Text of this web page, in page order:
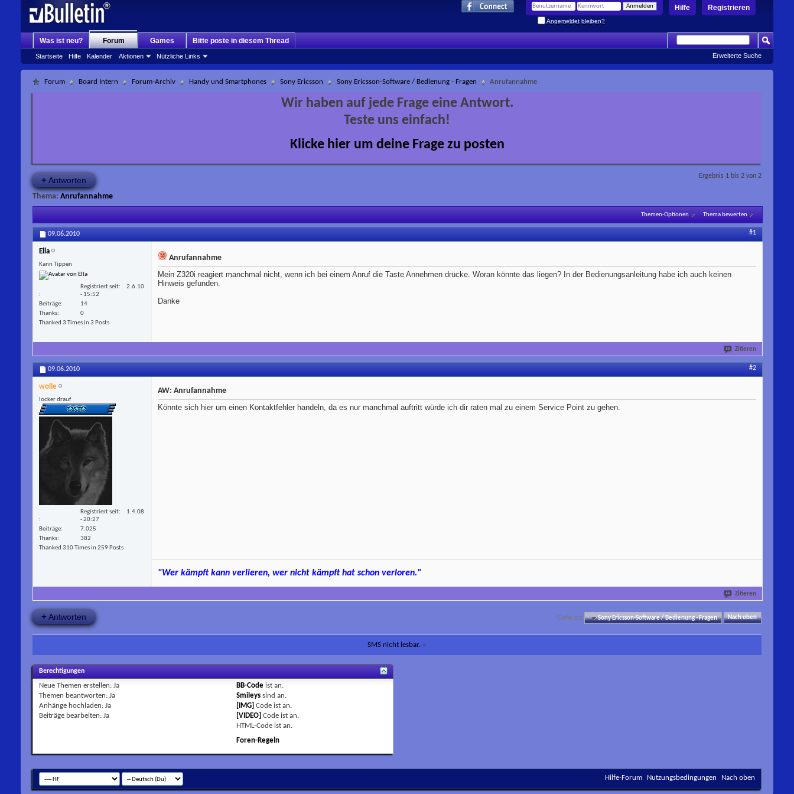
Registrieren
Hilfe
Angemeldet bleiben?
Was ist neu? Forum
Startseite Hilfe Kalender Aktionen Nützliche Links
Games Bitte poste in diesem Thread
Erweiterte Suche
Forum Board Intern Forum-Archiv Handy und Smartphones Sony Ericsson Sony Ericsson-Software / Bedienung - Fragen Anrufannahme
Wir haben auf jede Frage eine Antwort.
Teste uns einfach!
Klicke hier um deine Frage zu posten
+ Antworten Ergebnis 1 bis 2 von 2
Thema: Anrufannahme
Themen-Optionen Thema bewerten
09.06.2010 #1
Ella
Kann Tippen
Registriert seit
2.6.10
- 15:52
Beiträge
14
Thanks
0
Thanked 3 Times in 3 Posts
Anrufannahme
Mein Z320i reagiert manchmal nicht, wenn ich bei einem Anruf die Taste Annehmen drücke. Woran könnte das liegen? In der Bedienungsanleitung habe ich auch keinen
Hinweis gefunden.
Danke
Zitieren
09.06.2010 #2
wolle
locker drauf
Registriert seit
1.4.08
- 20:27
Beiträge
7.025
Thanks
382
Thanked 310 Times in 259 Posts
AW: Anrufannahme
Könnte sich hier um einen Kontaktfehler handeln, da es nur manchmal auftritt würde ich dir raten mal zu einem Service Point zu gehen.
"Wer kämpft kann verlieren, wer nicht kämpft hat schon verloren."
Zitieren
+ Antworten Gehe zu: Sony Ericsson-Software / Bedienung - Fragen Nach oben
SMS nicht lesbar. »
Berechtigungen
Neue Themen erstellen: Ja
Themen beantworten: Ja
Anhänge hochladen: Ja
Beiträge bearbeiten: Ja
BB-Code istan.
Smileys sindan.
[IMG] Code istan.
[VIDEO] Code istan.
HTML-Code istan.
Foren-Regeln
Hilfe-Forum Nutzungsbedingungen Nach oben